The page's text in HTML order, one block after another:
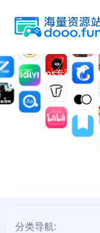
首页 › ios专区
分类导航: